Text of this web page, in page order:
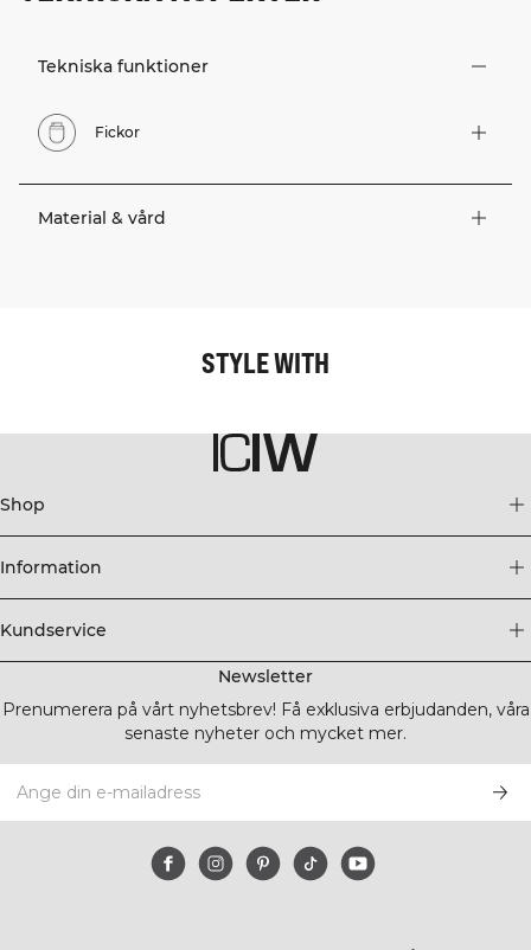
Tekniska funktioner
Fickor
Material & vård
STYLE WITH
Shop
Information
Kundservice
Newsletter
Prenumerera på vårt nyhetsbrev! Få exklusiva erbjudanden, våra
senaste nyheter och mycket mer.